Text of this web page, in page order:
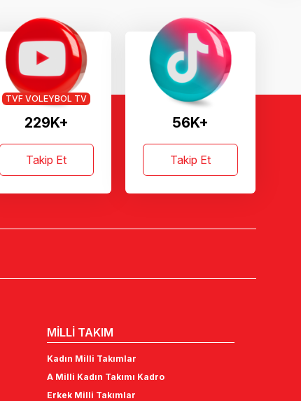
229K+
TVF VOLEYBOL TV
Takip Et
56K+
Takip Et
MİLLİ TAKIM
Kadın Milli Takımlar
A Milli Kadın Takımı Kadro
Erkek Milli Takımlar